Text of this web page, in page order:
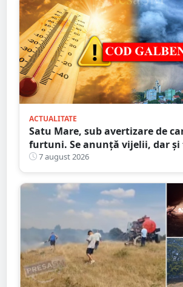
ACTUALITATE
Satu Mare, sub avertizare de
furtuni. Se anunță vijelii, dar și
ridicate. Avertizarea ANM
7 august 2026